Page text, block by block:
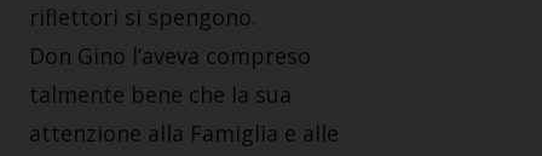
riflettori si spengono.
Don Gino l’aveva compreso
talmente bene che la sua
attenzione alla Famiglia e alle